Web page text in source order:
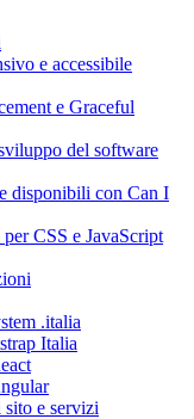
e accessibile
e Graceful
del software
disponibili con Can I
CSS e JavaScript
.italia
Italia
e servizi